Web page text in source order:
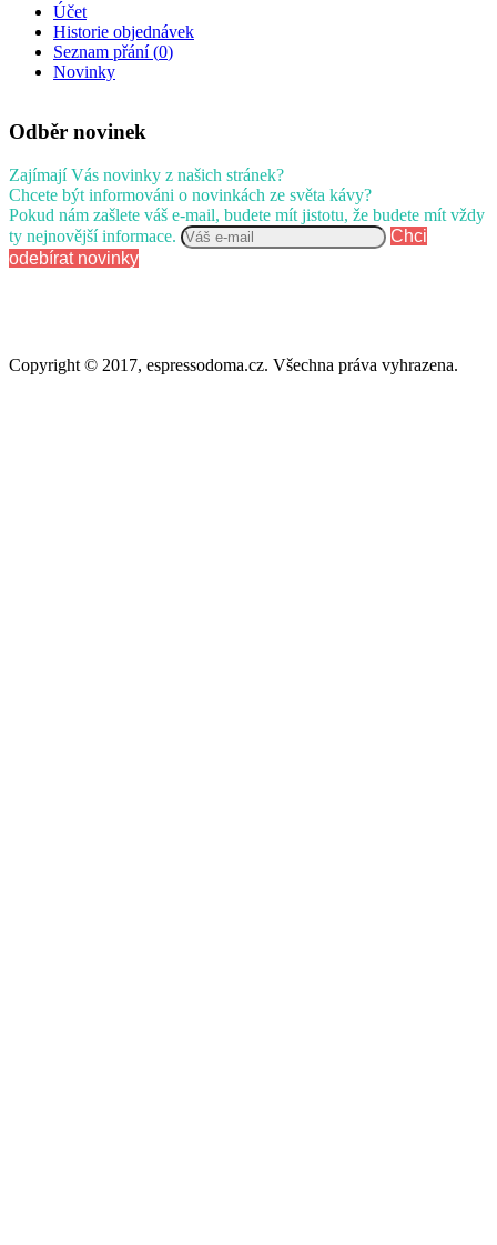
Účet
Historie objednávek
Seznam přání (0)
Novinky
Odběr novinek
Zajímají Vás novinky z našich stránek?
Chcete být informováni o novinkách ze světa kávy?
Pokud nám zašlete váš e-mail, budete mít jistotu, že budete mít vždy
ty nejnovější informace.
Chci
odebírat novinky
Copyright © 2017, espressodoma.cz. Všechna práva vyhrazena.